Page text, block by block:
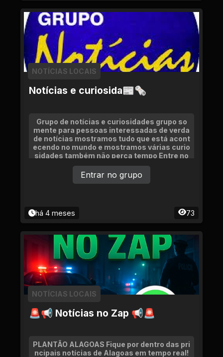
Notícias e curiosida📰🗞
NOTÍCIAS LOCAIS
Grupo de notícias e curiosidades grupo so
mente para pessoas interessadas de verda
de notícias mostramos tudo que está acont
ecendo no mundo e mostramos várias curio
sidades também não perca tempo Entre no
grupo se você gosta de uma notícia quentin
ha
há 4 meses 73
Entrar no grupo
🚨📢 Notícias no Zap 📢🚨
NOTÍCIAS LOCAIS
PLANTÃO ALAGOAS Fique por dentro das pri
ncipais notícias de Alagoas em tempo real!